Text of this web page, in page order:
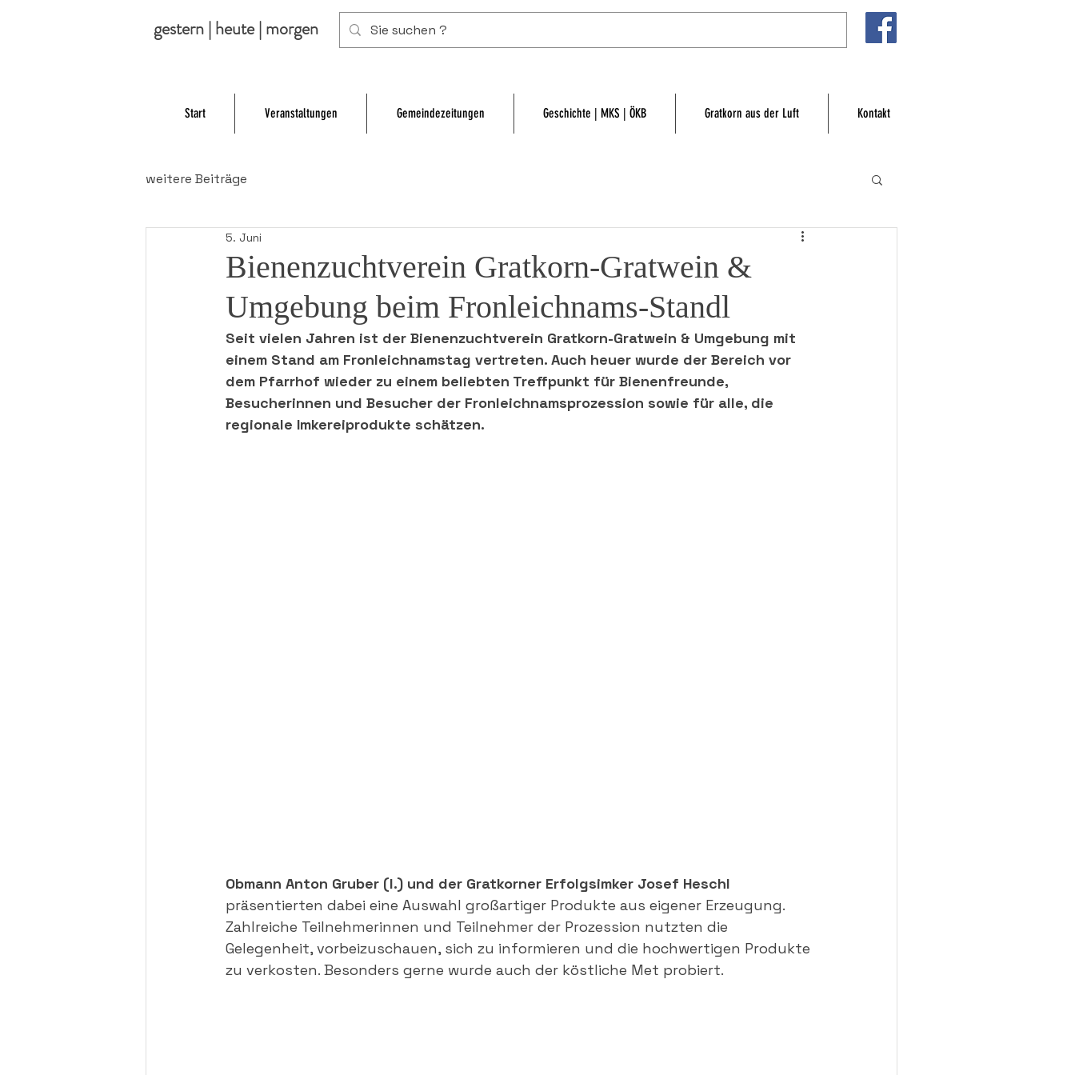
gestern | heute | morgen
Start Veranstaltungen Gemeindezeitungen Geschichte | MKS | ÖKB Gratkorn aus der Luft Kontakt
weitere Beiträge
Bienenzuchtverein Gratkorn-Gratwein &
Umgebung beim Fronleichnams-Standl
5. Juni
Seit vielen Jahren ist der Bienenzuchtverein Gratkorn-Gratwein & Umgebung mit
einem Stand am Fronleichnamstag vertreten. Auch heuer wurde der Bereich vor
dem Pfarrhof wieder zu einem beliebten Treffpunkt für Bienenfreunde,
Besucherinnen und Besucher der Fronleichnamsprozession sowie für alle, die
regionale Imkereiprodukte schätzen.
Obmann Anton Gruber (l.) und der Gratkorner Erfolgsimker Josef Heschl
präsentierten dabei eine Auswahl großartiger Produkte aus eigener Erzeugung.
Zahlreiche Teilnehmerinnen und Teilnehmer der Prozession nutzten die
Gelegenheit, vorbeizuschauen, sich zu informieren und die hochwertigen Produkte
zu verkosten. Besonders gerne wurde auch der köstliche Met probiert.